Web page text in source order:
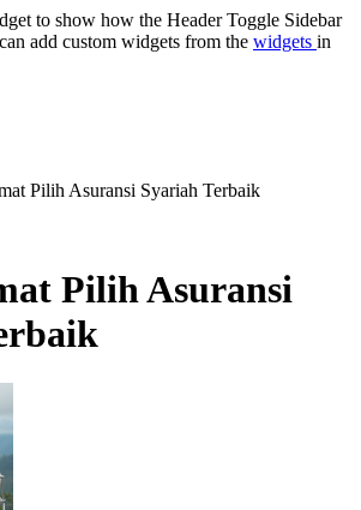
to show how the Header Toggle Sidebar
add custom widgets from the widgets in
Pilih Asuransi Syariah Terbaik
Pilih Asuransi